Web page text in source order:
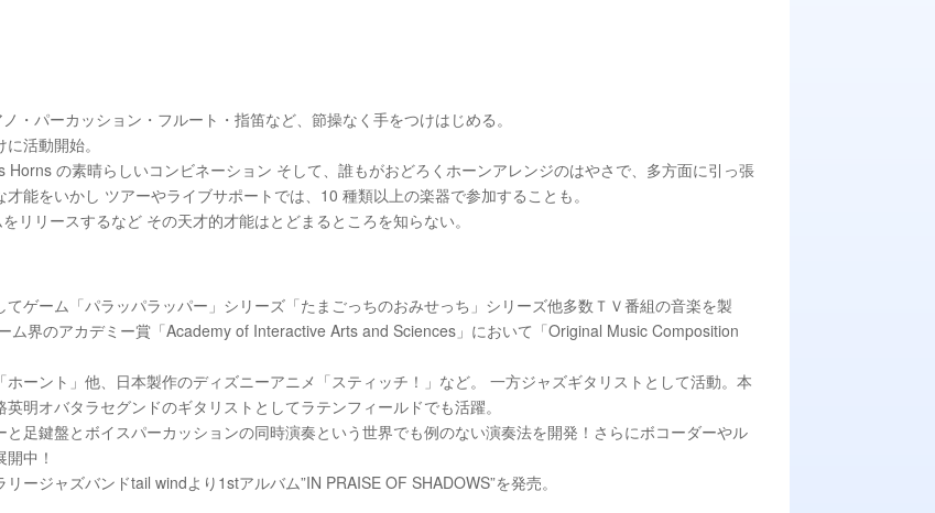
・パーカッション・フルート・指笛など、節操なく手をつけはじめる。
活動開始。
Horns の素晴らしいコンビネーション そして、誰もがおどろくホーンアレンジのはやさで、多方面に引っ張
能をいかし ツアーやライブサポートでは、10 種類以上の楽器で参加することも。
リリースするなど その天才的才能はとどまるところを知らない。
ゲーム「パラッパラッパー」シリーズ「たまごっちのおみせっち」シリーズ他多数ＴＶ番組の音楽を製
ム界のアカデミー賞「Academy of Interactive Arts and Sciences」において「Original Music Composition
ーント」他、日本製作のディズニーアニメ「スティッチ！」など。 一方ジャズギタリストとして活動。本
明オバタラセグンドのギタリストとしてラテンフィールドでも活躍。
足鍵盤とボイスパーカッションの同時演奏という世界でも例のない演奏法を開発！さらにボコーダーやル
中！
ージャズバンドtail windより1stアルバム”IN PRAISE OF SHADOWS”を発売。